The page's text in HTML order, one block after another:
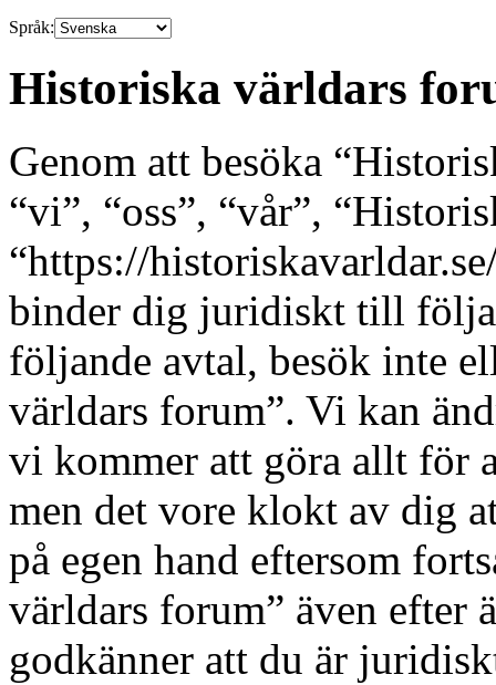
Språk:
Historiska världars
Genom att besöka
“vi”, “oss”, “vår”,
“https://
binder dig juridiskt till
följande avtal, besök inte
världars forum”. Vi kan
vi kommer att göra allt för
men det vore klokt av dig
på egen hand eftersom
världars forum” även efter
godkänner att du är